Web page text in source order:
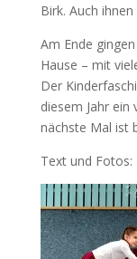
Birk. Auch
Am Ende
Hause – mit
Der
diesem Jahr
nächste Mal ist
Text und Fotos: